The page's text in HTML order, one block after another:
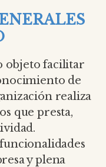
objeto facilitar
de
realiza
que presta,
y plena